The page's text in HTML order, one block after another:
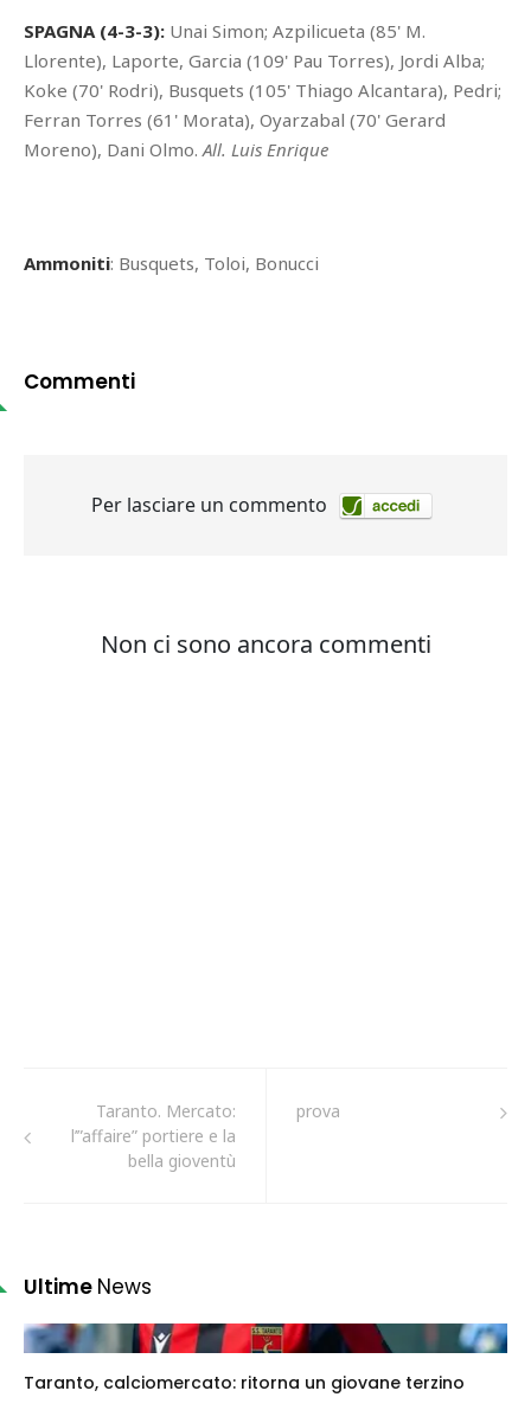
SPAGNA (4-3-3): Unai Simon; Azpilicueta (85' M.
Llorente), Laporte, Garcia (109' Pau Torres), Jordi Alba;
Koke (70' Rodri), Busquets (105' Thiago Alcantara), Pedri;
Ferran Torres (61' Morata), Oyarzabal (70' Gerard
Moreno), Dani Olmo.All. Luis Enrique
Ammoniti: Busquets, Toloi, Bonucci
Commenti
Taranto. Mercato:
l’”affaire” portiere e la
bella gioventù
prova
Ultime News
Taranto, calciomercato: ritorna un giovane terzino